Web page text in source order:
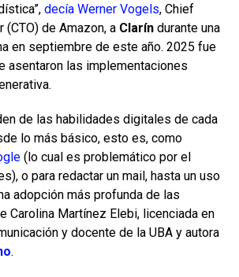
decía Werner Vogels, Chief
(CTO) de Amazon, a Clarín durante una
en septiembre de este año. 2025 fue
asentaron las implementaciones
de las habilidades digitales de cada
lo más básico, esto es, como
(lo cual es problemático por el
o para redactar un mail, hasta un uso
adopción más profunda de las
Carolina Martínez Elebi, licenciada en
y docente de la UBA y autora
.